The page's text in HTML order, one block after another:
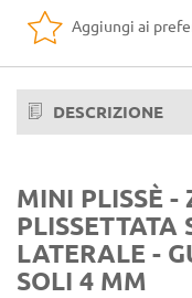
Aggiungi ai
DESCRIZIONE
MINI PLISSÈ -
PLISSETTATA
LATERALE -
SOLI 4 MM